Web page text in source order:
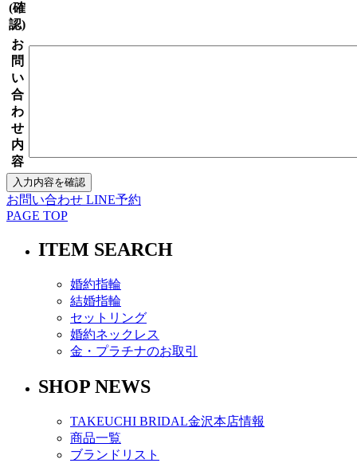
(確
認)
お
問
い
合
わ
せ
内
容
お問い合わせ LINE予約
PAGE TOP
ITEM SEARCH
婚約指輪
結婚指輪
セットリング
婚約ネックレス
金・プラチナのお取引
SHOP NEWS
TAKEUCHI BRIDAL金沢本店情報
商品一覧
ブランドリスト